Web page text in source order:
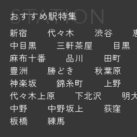
STATION
おすすめ駅特集
新宿 代々木 渋谷
中目黒
三軒茶屋
目黒
麻布十番
品川 田町
豊洲
勝どき 秋葉原
神楽坂
錦糸町 上野
代々木上原
下北沢
明
中野
中野坂上 荻窪
板橋
練馬